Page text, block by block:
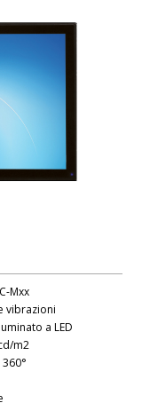
Mxx
vibrazioni
a LED
m2